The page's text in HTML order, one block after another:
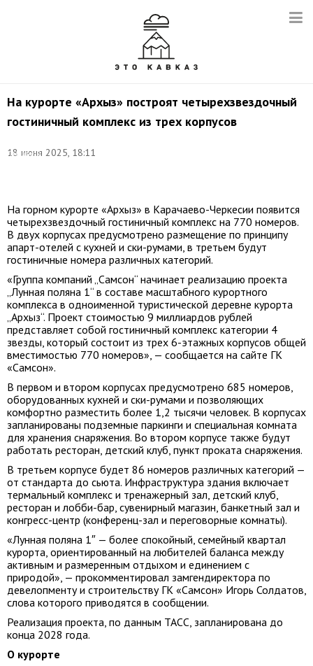
На курорте «Архыз» построят четырехзвездочный
гостиничный комплекс из трех корпусов
18 июня 2025, 18:11
Дмитрий
На горном курорте «Архыз» в Карачаево-Черкесии появится
четырехзвездочный гостиничный комплекс на 770 номеров.
В двух корпусах предусмотрено размещение по принципу
апарт-отелей с кухней и ски-румами, в третьем будут
гостиничные номера различных категорий.
«Группа компаний „Самсон“ начинает реализацию проекта
„Лунная поляна 1“ в составе масштабного курортного
комплекса в одноименной туристической деревне курорта
„Архыз“. Проект стоимостью 9 миллиардов рублей
представляет собой гостиничный комплекс категории 4
звезды, который состоит из трех 6-этажных корпусов общей
вместимостью 770 номеров», — сообщается на сайте ГК
«Самсон».
В первом и втором корпусах предусмотрено 685 номеров,
оборудованных кухней и ски-румами и позволяющих
комфортно разместить более 1,2 тысячи человек. В корпусах
запланированы подземные паркинги и специальная комната
для хранения снаряжения. Во втором корпусе также будут
работать ресторан, детский клуб, пункт проката снаряжения.
В третьем корпусе будет 86 номеров различных категорий —
от стандарта до сьюта. Инфраструктура здания включает
термальный комплекс и тренажерный зал, детский клуб,
ресторан и лобби-бар, сувенирный магазин, банкетный зал и
конгресс-центр (конференц-зал и переговорные комнаты).
«Лунная поляна 1″ — более спокойный, семейный квартал
курорта, ориентированный на любителей баланса между
активным и размеренным отдыхом и единением с
природой», — прокомментировал замгендиректора по
девелопменту и строительству ГК «Самсон» Игорь Солдатов,
слова которого приводятся в сообщении.
Реализация проекта, по данным ТАСС, запланирована до
конца 2028 года.
О курорте